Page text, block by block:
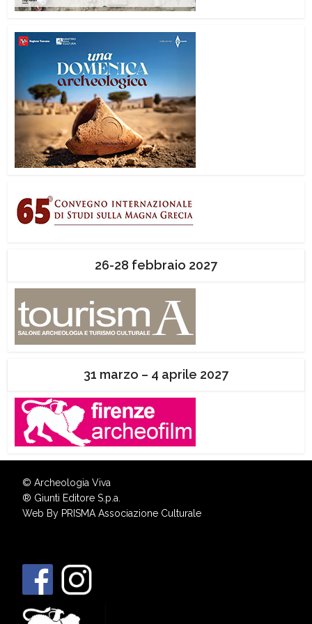
26-28 febbraio 2027
31 marzo – 4 aprile 2027
© Archeologia Viva
® Giunti Editore S.p.a.
Web By PRISMA Associazione Culturale